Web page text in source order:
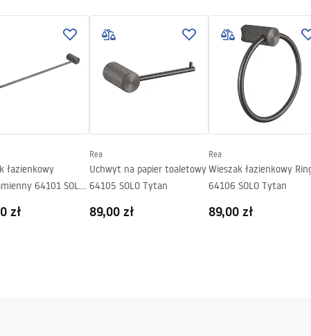
łazienkowy
64101 SOLO
zł
Rea
Uchwyt na papier toaletowy
64105 SOLO Tytan
89,00 zł
Rea
Wieszak łazienkowy
64106 SOLO Tytan
89,00 zł